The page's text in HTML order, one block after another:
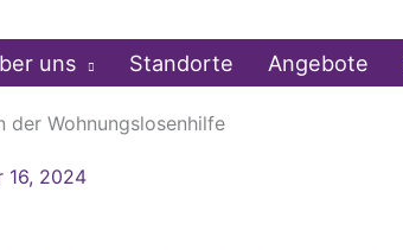
uns Standorte Angebote
der Wohnungslosenhilfe
16, 2024